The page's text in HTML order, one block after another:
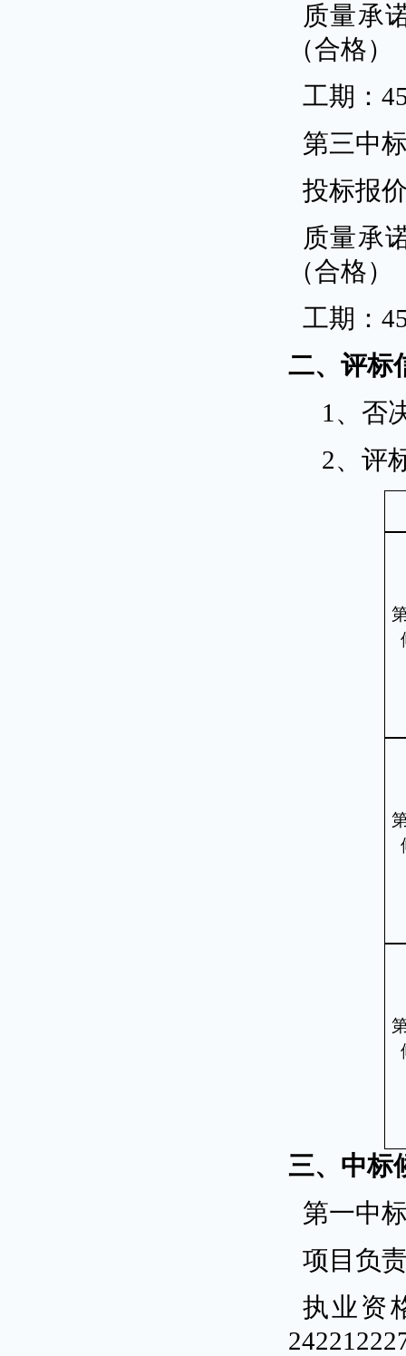
质量承
（合格）
工期：
第三中
投标报
质量承
（合格）
工期：
二、评标
1、否
2、评
三、中标
第一中
项目负
执业资